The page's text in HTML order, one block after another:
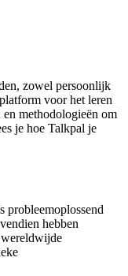
zowel persoonlijk
voor het leren
methodologieën om
je hoe Talkpal je
probleemoplossend
hebben
wereldwijde